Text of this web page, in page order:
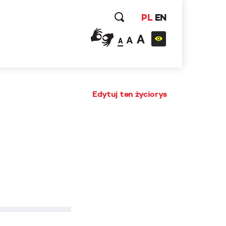
PL EN
A A A
Edytuj ten życiorys